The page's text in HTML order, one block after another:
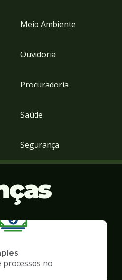
Meio Ambiente
Ouvidoria
Procuradoria
Saúde
Segurança
processos no